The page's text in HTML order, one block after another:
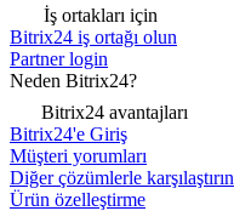
İş ortakları için
Bitrix24 iş ortağı olun
Partner login
Neden Bitrix24?
Bitrix24 avantajları
Bitrix24'e Giriş
Müşteri yorumları
Diğer çözümlerle karşılaştırın
Ürün özelleştirme